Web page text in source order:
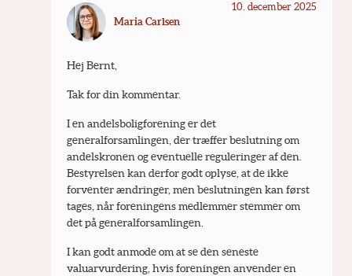
Maria Carlsen
10. december 2025
Hej Bernt,
Tak for din kommentar.
I en andelsboligforening er det
generalforsamlingen, der træffer beslutning om
andelskronen og eventuelle reguleringer af den.
Bestyrelsen kan derfor godt oplyse, at de ikke
forventer ændringer, men beslutningen kan først
tages, når foreningens medlemmer stemmer om
det på generalforsamlingen.
I kan godt anmode om at se den seneste
valuarvurdering, hvis foreningen anvender en